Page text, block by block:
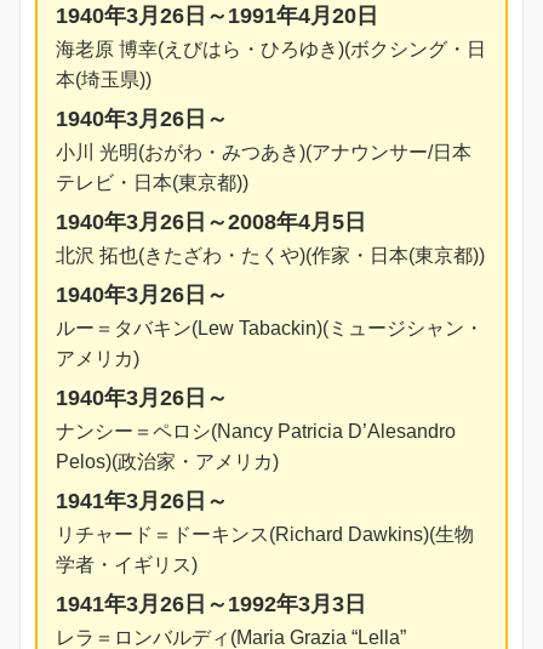
1940年3月26日～1991年4月20日
海老原 博幸(えびはら・ひろゆき)(ボクシング・日
本(埼玉県))
1940年3月26日～
小川 光明(おがわ・みつあき)(アナウンサー/日本
テレビ・日本(東京都))
1940年3月26日～2008年4月5日
北沢 拓也(きたざわ・たくや)(作家・日本(東京都))
1940年3月26日～
ルー＝タバキン(Lew Tabackin)(ミュージシャン・
アメリカ)
1940年3月26日～
ナンシー＝ペロシ(Nancy Patricia D’Alesandro
Pelos)(政治家・アメリカ)
1941年3月26日～
リチャード＝ドーキンス(Richard Dawkins)(生物
学者・イギリス)
1941年3月26日～1992年3月3日
レラ＝ロンバルディ(Maria Grazia “Lella”